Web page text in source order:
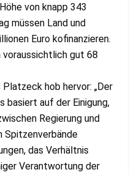
von knapp 343
müssen Land und
Euro kofinanzieren.
voraussichtlich gut 68
hob hervor: „Der
basiert auf der Einigung,
Regierung und
Spitzenverbände
das Verhältnis
Verantwortung der